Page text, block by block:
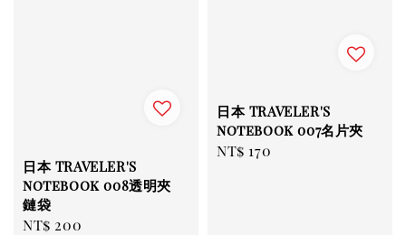
日本 TRAVELER'S
notebook 008透明夾
鏈袋
Regular
NT$ 200
日本 TRAVELER'S
notebook 007名片夾
Regular
NT$ 170